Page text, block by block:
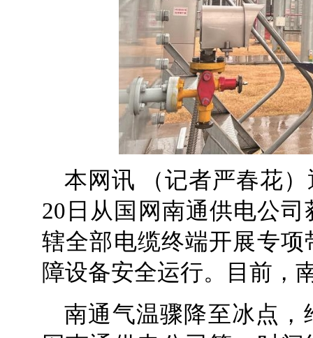
本网讯 （记者严春花
20日从国网南通供电公
辖全部电缆终端开展专
障设备安全运行。目前，
南通气温骤降至冰点